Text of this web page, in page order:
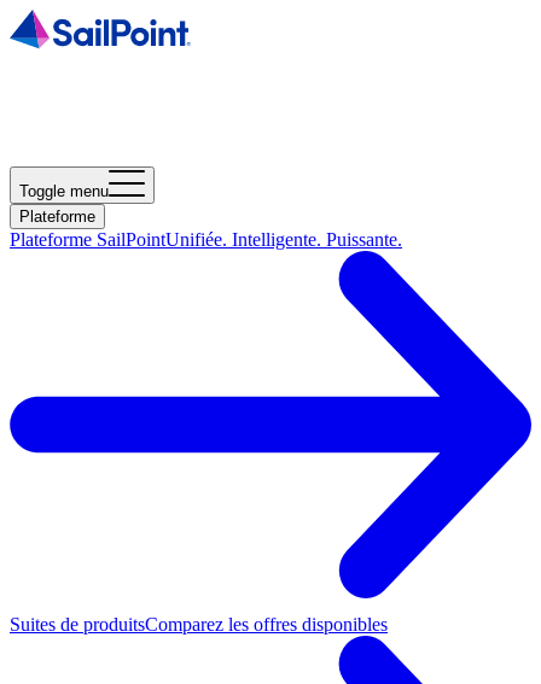
Toggle menu
Plateforme
Plateforme SailPointUnifiée. Intelligente. Puissante.
Suites de produitsComparez les offres disponibles